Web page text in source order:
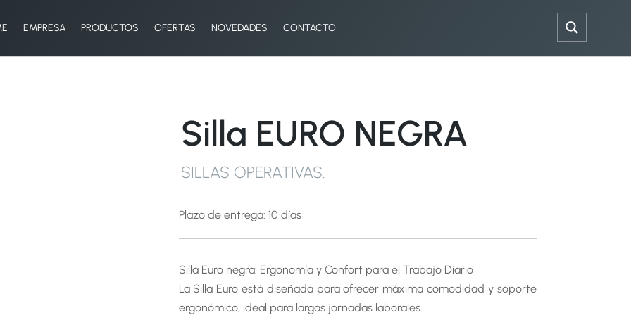
EMPRESA PRODUCTOS OFERTAS NOVEDADES CONTACTO
Silla EURO NEGRA
SILLAS OPERATIVAS.
Plazo de entrega: 10 días
Silla Euro negra: Ergonomía y Confort para el Trabajo Diario
La Silla Euro está diseñada para ofrecer máxima comodidad y soporte
ergonómico, ideal para largas jornadas laborales.